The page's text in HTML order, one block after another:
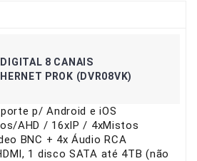
8 CANAIS
PROK (DVR08VK)
p/ Android e iOS
AHD / 16xIP / 4xMistos
BNC + 4x Áudio RCA
1 disco SATA até 4TB (não